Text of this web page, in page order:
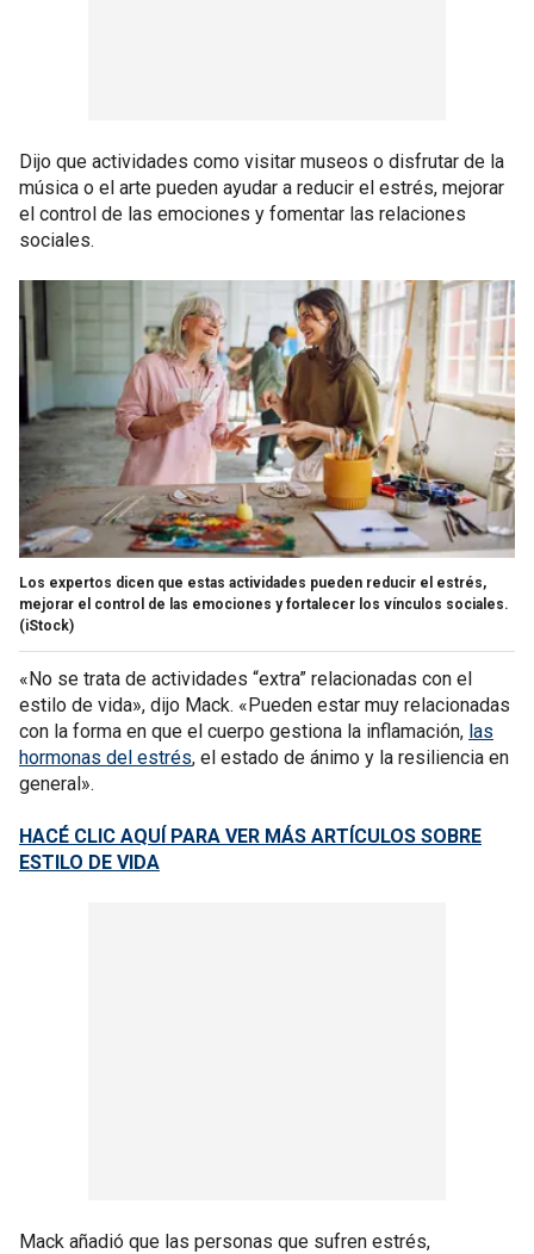
Dijo que actividades como visitar museos o disfrutar de la
música o el arte pueden ayudar a reducir el estrés, mejorar
el control de las emociones y fomentar las relaciones
sociales.
Los expertos dicen que estas actividades pueden reducir el estrés,
mejorar el control de las emociones y fortalecer los vínculos sociales.
(iStock)
«No se trata de actividades “extra” relacionadas con el
estilo de vida», dijo Mack. «Pueden estar muy relacionadas
con la forma en que el cuerpo gestiona la inflamación, las
hormonas del estrés, el estado de ánimo y la resiliencia en
general».
HACÉ CLIC AQUÍ PARA VER MÁS ARTÍCULOS SOBRE
ESTILO DE VIDA
Mack añadió que las personas que sufren estrés,